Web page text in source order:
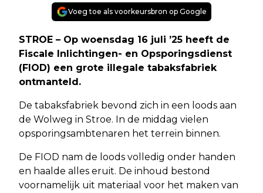
Voeg toe als voorkeursbron op Google
STROE – Op woensdag 16 juli ’25 heeft de
Fiscale Inlichtingen- en Opsporingsdienst
(FIOD) een grote illegale tabaksfabriek
ontmanteld.
De tabaksfabriek bevond zich in een loods aan
de Wolweg in Stroe. In de middag vielen
opsporingsambtenaren het terrein binnen.
De FIOD nam de loods volledig onder handen
en haalde alles eruit. De inhoud bestond
voornamelijk uit materiaal voor het maken van